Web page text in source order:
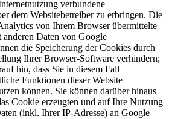
verbundene
dem Websitebetreiber zu erbringen. Die
von Ihrem Browser übermittelte
Daten von Google
die Speicherung der Cookies durch
Ihrer Browser-Software verhindern;
hin, dass Sie in diesem Fall
Funktionen dieser Website
können. Sie können darüber hinaus
Cookie erzeugten und auf Ihre Nutzung
(inkl. Ihrer IP-Adresse) an Google